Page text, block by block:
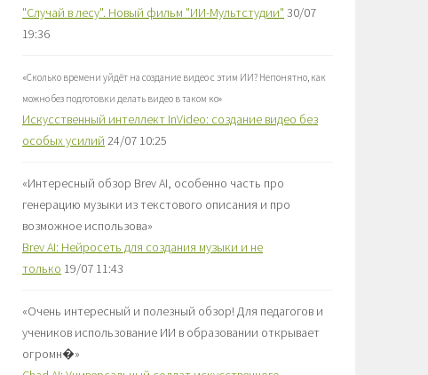
"Случай в лесу". Новый фильм "ИИ-Мультстудии" 30/07
19:36
«Сколько времени уйдёт на создание видео с этим ИИ? Непонятно, как
можно без подготовки делать видео в таком ко»
Искусственный интеллект InVideo: создание видео без
особых усилий 24/07 10:25
«Интересный обзор Brev AI, особенно часть про
генерацию музыки из текстового описания и про
возможное использова»
Brev AI: Нейросеть для создания музыки и не
только 19/07 11:43
«Очень интересный и полезный обзор! Для педагогов и
учеников использование ИИ в образовании открывает
огромн�»